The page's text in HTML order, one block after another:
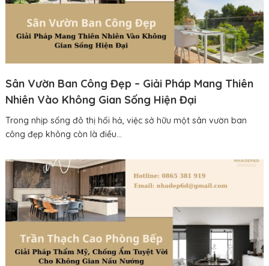
Sân Vườn Ban Công Đẹp – Giải Pháp Mang Thiên
Nhiên Vào Không Gian Sống Hiện Đại
Trong nhịp sống đô thị hối hả, việc sở hữu một sân vườn ban
công đẹp không còn là điều...